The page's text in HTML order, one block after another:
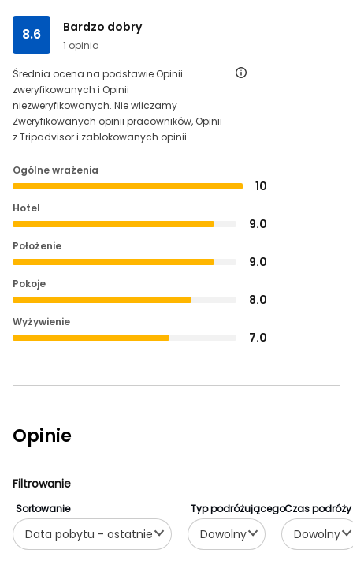
8.6 Bardzo dobry
1 opinia
Średnia ocena na podstawie Opinii
zweryfikowanych i Opinii
niezweryfikowanych. Nie wliczamy
Zweryfikowanych opinii pracowników, Opinii
z Tripadvisor i zablokowanych opinii.
Ogólne wrażenia
10
Hotel
9.0
Położenie
9.0
Pokoje
8.0
Wyżywienie
7.0
Opinie
Filtrowanie
Typ podróżującego
Dowolny
Czas podróży
Dowolny
Sortowanie
Data pobytu - ostatnie